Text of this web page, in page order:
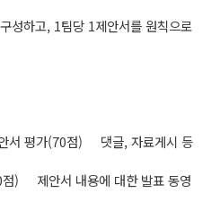
성하고, 1팀당 1제안서를 원칙으로
서 평가(70점) 댓글, 자료게시 등
점) 제안서 내용에 대한 발표 동영